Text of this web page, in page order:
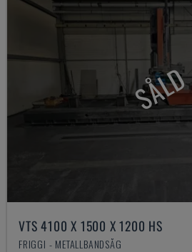
SÅLD
VTS 4100 X 1500 X 1200 HS
FRIGGI - METALLBANDSÅG